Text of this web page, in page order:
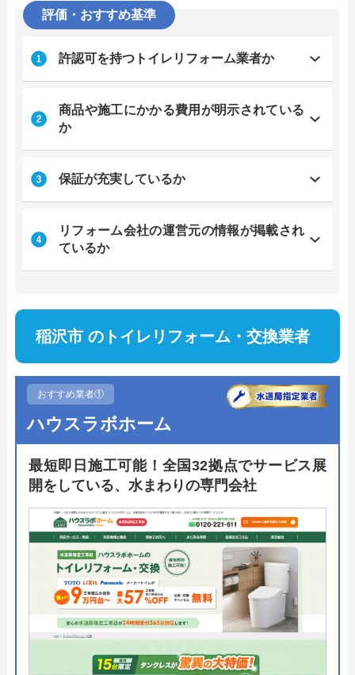
評価・おすすめ基準
許認可を持つトイレリフォーム業者か
商品や施工にかかる費用が明示されている
か
保証が充実しているか
リフォーム会社の運営元の情報が掲載され
ているか
稲沢市 のトイレリフォーム・交換業者
おすすめ業者①
ハウスラボホーム
最短即日施工可能！全国32拠点でサービス展
開をしている、水まわりの専門会社